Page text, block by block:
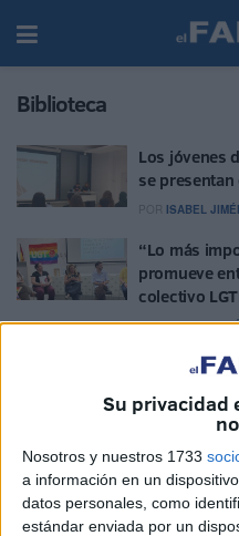
Su privacidad
Nosotros y nuestros 1733
a información en un
datos personales, como
estándar enviada por un
Biblioteca
Los jóvenes
se
ISABEL
“Lo más
promueve
colectivo
POR NIEVES
Egipto
NIEVES
Adicción al
para
POR MARIBEL